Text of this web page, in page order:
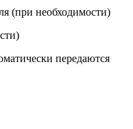
(при необходимости)
передаются